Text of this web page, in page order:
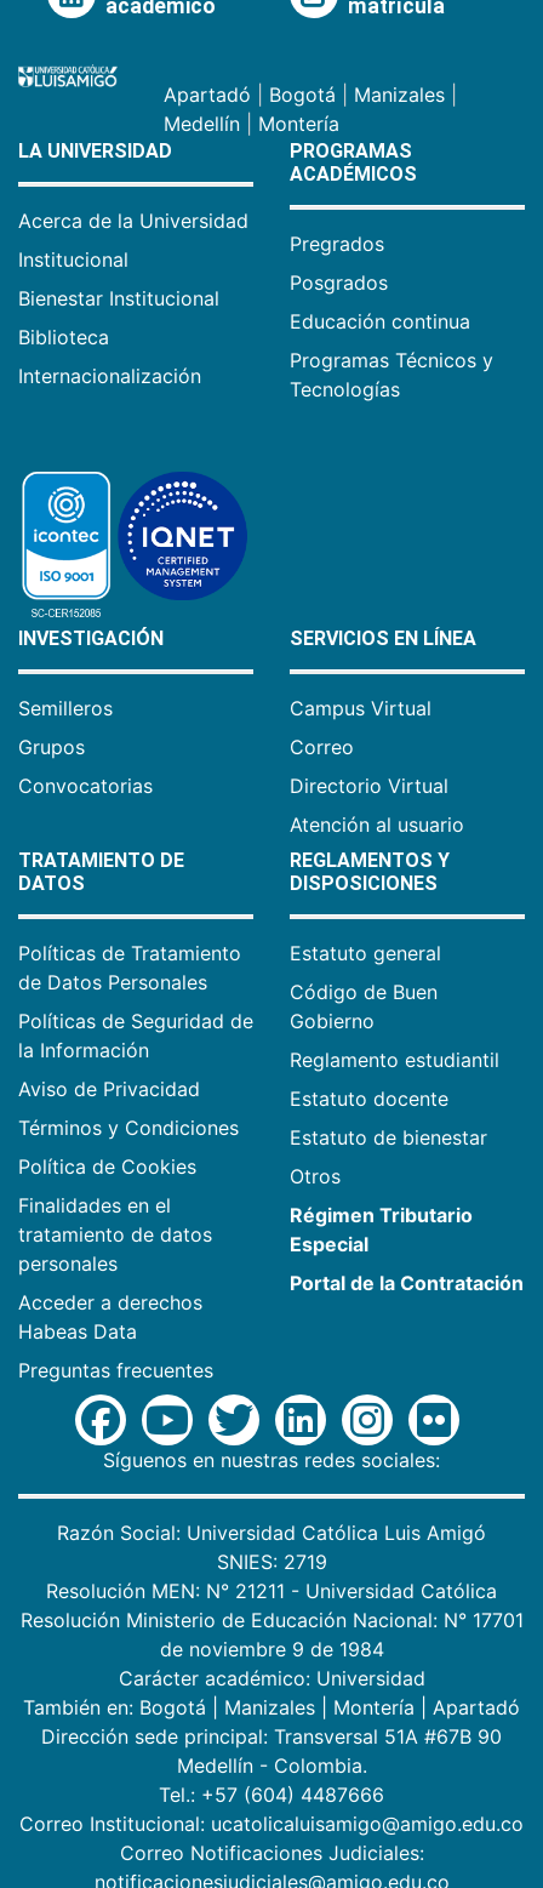
académico
matrícula
Apartadó Bogotá Manizales
Medellín
Montería
LA UNIVERSIDAD
Acerca de la Universidad
Institucional
Bienestar Institucional
Biblioteca
Internacionalización
PROGRAMAS
ACADÉMICOS
Pregrados
Posgrados
Educación continua
Programas Técnicos y
Tecnologías
INVESTIGACIÓN
Semilleros
Grupos
Convocatorias
SERVICIOS EN LÍNEA
Campus Virtual
Correo
Directorio Virtual
Atención al usuario
TRATAMIENTO DE
DATOS
Políticas de Tratamiento
de Datos Personales
Políticas de Seguridad de
la Información
Aviso de Privacidad
Términos y Condiciones
Política de Cookies
Finalidades en el
tratamiento de datos
personales
Acceder a derechos
Habeas Data
Preguntas frecuentes
REGLAMENTOS Y
DISPOSICIONES
Estatuto general
Código de Buen
Gobierno
Reglamento estudiantil
Estatuto docente
Estatuto de bienestar
Otros
Régimen Tributario
Especial
Portal de la Contratación
Síguenos en nuestras redes sociales:
Razón Social: Universidad Católica Luis Amigó
SNIES: 2719
Resolución MEN: N° 21211 - Universidad Católica
Resolución Ministerio de Educación Nacional: N° 17701
de noviembre 9 de 1984
Carácter académico: Universidad
También en: Bogotá Manizales Montería
Apartadó
Dirección sede principal: Transversal 51A #67B 90
Medellín - Colombia.
Tel.: +57 (604) 4487666
Correo Institucional: ucatolicaluisamigo@amigo.edu.co
Correo Notificaciones Judiciales:
notificacionesjudiciales@amigo.edu.co